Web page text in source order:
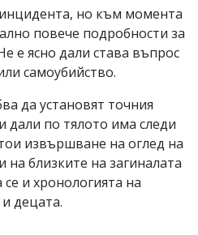
но към момента
повече подробности за
е ясно дали става въпрос
самоубийство.
да установят точния
дали по тялото има следи
извършване на оглед на
близките на загиналата
и хронологията на
децата.